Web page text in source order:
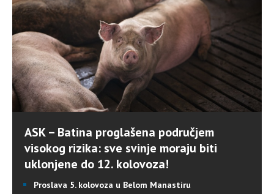
ASK – Batina proglašena područjem
visokog rizika: sve svinje moraju biti
uklonjene do 12. kolovoza!
Proslava 5. kolovoza u Belom Manastiru